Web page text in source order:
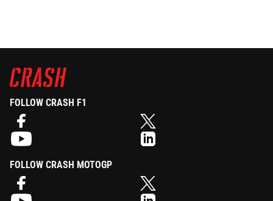
FOLLOW CRASH F1
FOLLOW CRASH MOTOGP